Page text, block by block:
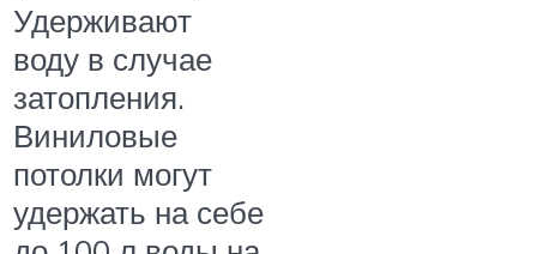
Удерживают
воду в случае
затопления.
Виниловые
потолки могут
удержать на себе